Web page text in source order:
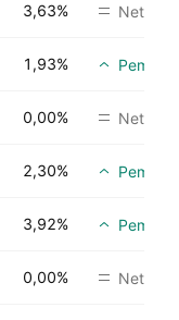
3,63% Netral
1,93%
0,00% Netral
2,30%
3,92%
0,00% Netral